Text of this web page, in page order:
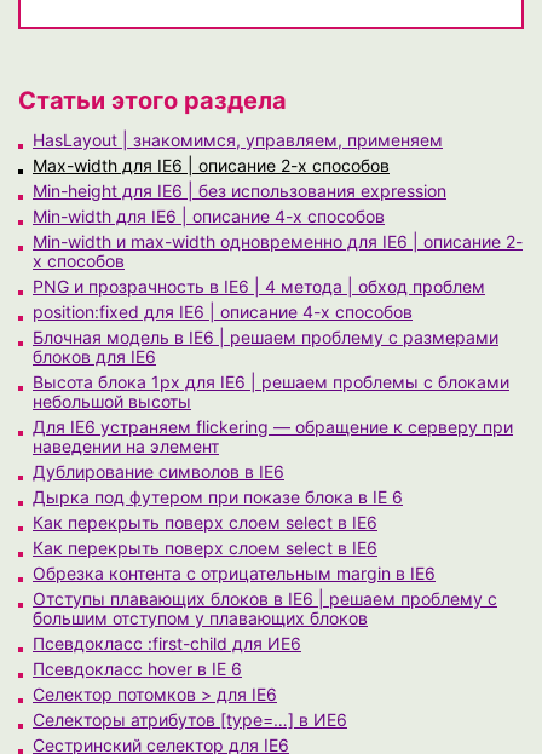
Статьи этого раздела
HasLayout | знакомимся, управляем, применяем
Max-width для IE6 | описание 2-х способов
Min-height для IE6 | без использования expression
Min-width для IE6 | описание 4-х способов
Min-width и max-width одновременно для IE6 | описание 2-
х способов
PNG и прозрачность в IE6 | 4 метода | обход проблем
position:fixed для IE6 | описание 4-х способов
Блочная модель в IE6 | решаем проблему с размерами
блоков для IE6
Высота блока 1px для IE6 | решаем проблемы с блоками
небольшой высоты
Для IE6 устраняем flickering — обращение к серверу при
наведении на элемент
Дублирование символов в IE6
Дырка под футером при показе блока в IE 6
Как перекрыть поверх слоем select в IE6
Как перекрыть поверх слоем select в IE6
Обрезка контента c отрицательным margin в IE6
Отступы плавающих блоков в IE6 | решаем проблему с
большим отступом у плавающих блоков
Псевдокласс :first-child для ИЕ6
Псевдокласс hover в IE 6
Селектор потомков > для IE6
Селекторы атрибутов [type=…] в ИЕ6
Сестринский селектор для IE6